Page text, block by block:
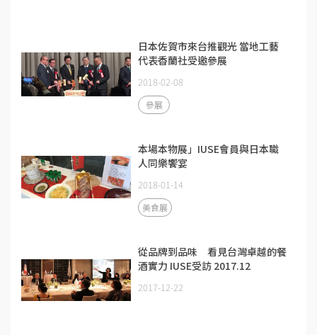
日本佐賀市來台推觀光 當地工藝
代表香蘭社受邀參展
2018-02-08
參展
本場本物展」IUSE會員與日本職
人同樂饗宴
2018-01-14
美食展
從品牌到品味 看見台灣卓越的餐
酒實力 IUSE受訪 2017.12
2017-12-22